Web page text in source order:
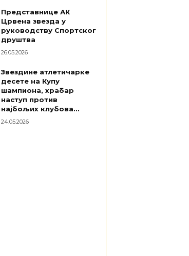
Представнице АК
Црвена звезда у
руководству Спортског
друштва
26.05.2026
Звездине атлетичарке
десете на Купу
шампиона, храбар
наступ против
најбољих клубова...
24.05.2026